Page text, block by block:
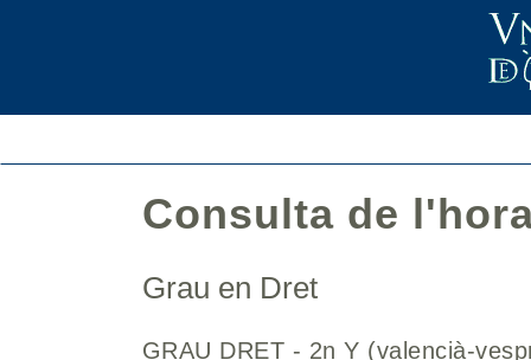
Consulta de
Grau en Dret
GRAU DRET - 2n Y (valencià-